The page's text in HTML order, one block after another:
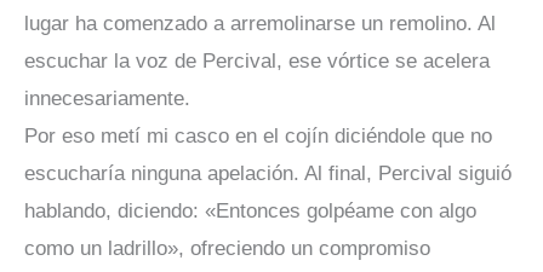
lugar ha comenzado a arremolinarse un remolino. Al
escuchar la voz de Percival, ese vórtice se acelera
innecesariamente.
Por eso metí mi casco en el cojín diciéndole que no
escucharía ninguna apelación. Al final, Percival siguió
hablando, diciendo: «Entonces golpéame con algo
como un ladrillo», ofreciendo un compromiso